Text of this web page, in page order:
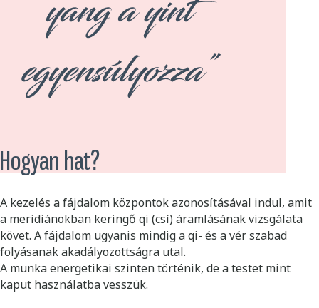
Hogyan hat?
A kezelés a fájdalom központok azonosításával indul, amit
a meridiánokban keringő qi (csí) áramlásának vizsgálata
követ. A fájdalom ugyanis mindig a qi- és a vér szabad
folyásanak akadályozottságra utal.
A munka energetikai szinten történik, de a testet mint
kaput használatba vesszük.